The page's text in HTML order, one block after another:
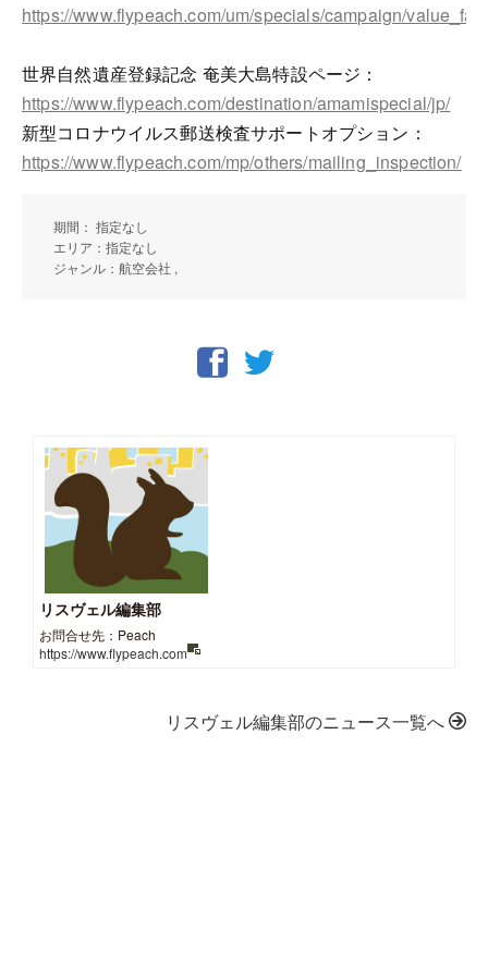
https://www.flypeach.com/um/specials/campaign/
世界自然遺産登録記念 奄美大島特設ページ：
https://www.flypeach.com/destination/amamispecial/jp/
新型コロナウイルス郵送検査サポートオプション：
https://www.flypeach.com/mp/others/mailing_inspection/
期間： 指定なし
エリア：指定なし
ジャンル：航空会社 ,
リスヴェル編集部
お問合せ先：Peach
https://www.flypeach.com
リスヴェル編集部のニュース一覧へ